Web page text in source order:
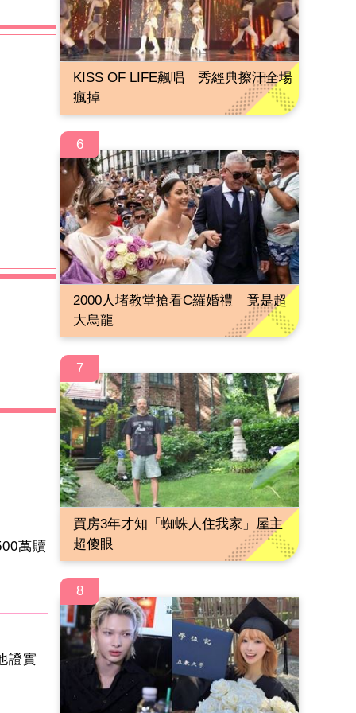
萬贖
證實
KISS OF LIFE飆唱 秀經典擦汗全場
瘋掉
6
2000人堵教堂搶看C羅婚禮 竟是超
大烏龍
7
買房3年才知「蜘蛛人住我家」屋主
超傻眼
8